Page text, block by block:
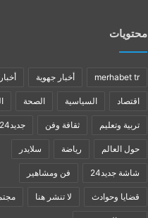
محتويات
merhabet tr أخبار جهوية
اقتصاد السياسية الصحة
تربية وتعليم ثقافة وفن جديد24
حول العالم رياضة سلايدر
شاشة جديد24 فن ومشاهير
قضايا وحوادث لا تنشر هنا